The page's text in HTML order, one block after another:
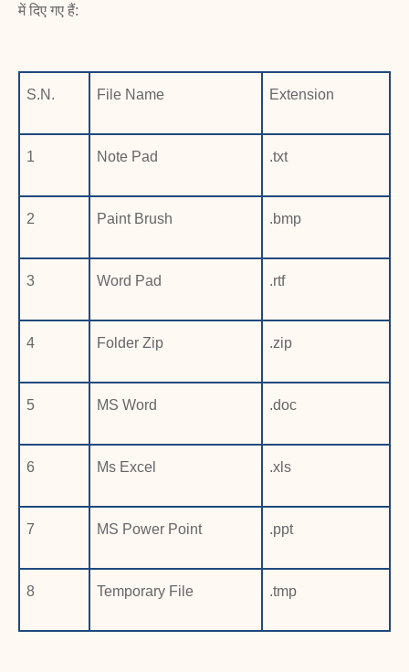
में दिए गए हैं:
S.N. File Name Extension
1 Note Pad .txt
2 Paint Brush .bmp
3 Word Pad .rtf
4 Folder Zip .zip
5 MS Word .doc
6 Ms Excel .xls
7 MS Power Point .ppt
8 Temporary File .tmp